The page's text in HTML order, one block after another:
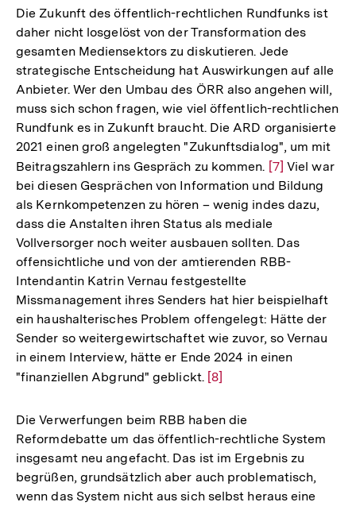
der
Fußnote
Die Zukunft des öffentlich-rechtlichen Rundfunks ist
daher nicht losgelöst von der Transformation des
gesamten Mediensektors zu diskutieren. Jede
strategische Entscheidung hat Auswirkungen auf alle
Anbieter. Wer den Umbau des ÖRR also angehen will,
muss sich schon fragen, wie viel öffentlich-rechtlichen
Rundfunk es in Zukunft braucht. Die ARD organisierte
2021 einen groß angelegten "Zukunftsdialog", um mit
Beitragszahlern ins Gespräch zu kommen. Zur
Auflösung
der
Fußnote
[7] Viel war
bei diesen Gesprächen von Information und Bildung
als Kernkompetenzen zu hören – wenig indes dazu,
dass die Anstalten ihren Status als mediale
Vollversorger noch weiter ausbauen sollten. Das
offensichtliche und von der amtierenden RBB-
Intendantin Katrin Vernau festgestellte
Missmanagement ihres Senders hat hier beispielhaft
ein haushalterisches Problem offengelegt: Hätte der
Sender so weitergewirtschaftet wie zuvor, so Vernau
in einem Interview, hätte er Ende 2024 in einen
"finanziellen Abgrund" geblickt. Zur
der
Fußnote
[8]
Die Verwerfungen beim RBB haben die
Reformdebatte um das öffentlich-rechtliche System
insgesamt neu angefacht. Das ist im Ergebnis zu
begrüßen, grundsätzlich aber auch problematisch,
wenn das System nicht aus sich selbst heraus eine